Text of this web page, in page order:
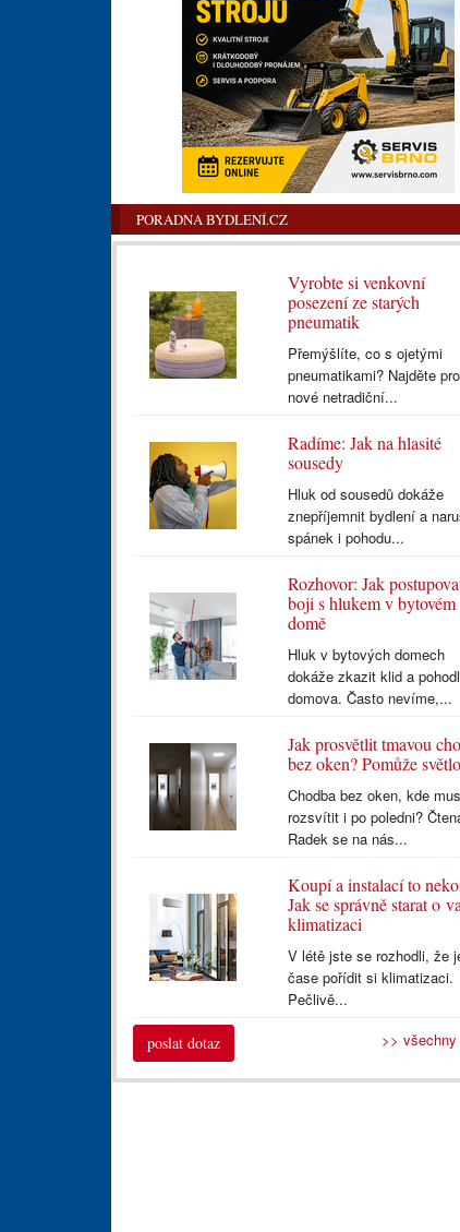
PORADNA BYDLENÍ.CZ
Vyrobte si venkovní
posezení ze starých
pneumatik
Přemýšlíte, co s ojetými
pneumatikami? Najděte
nové netradiční...
Radíme: Jak na hlasité
sousedy
Hluk od sousedů dokáže
znepříjemnit bydlení a
spánek i pohodu...
Rozhovor: Jak
boji s hlukem v bytovém
domě
Hluk v bytových domech
dokáže zkazit klid a
domova. Často nevíme,...
Jak prosvětlit tmavou
bez oken? Pomůže
Chodba bez oken, kde
rozsvítit i po poledni?
Radek se na nás...
Koupí a instalací to
Jak se správně starat o
klimatizaci
V létě jste se rozhodli, že
čase pořídit si klimatizaci.
Pečlivě...
poslat dotaz >>